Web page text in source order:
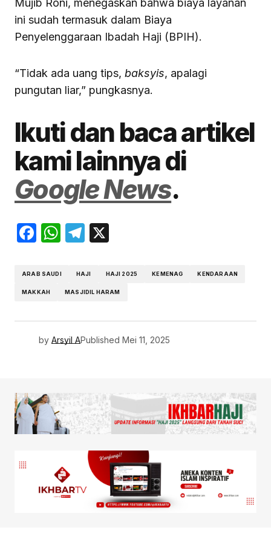
ini sudah termasuk dalam Biaya
Penyelenggaraan Ibadah Haji (BPIH).
“Tidak ada uang tips, baksyis, apalagi
pungutan liar,” pungkasnya.
Ikuti dan baca artikel
kami lainnya di
Google News.
Facebook
WhatsApp
Telegram
ARAB SAUDI HAJI HAJI 2025 KEMENAG KENDARAAN
MAKKAH MASJIDIL HARAM
by Arsyil APublished Mei 11, 2025